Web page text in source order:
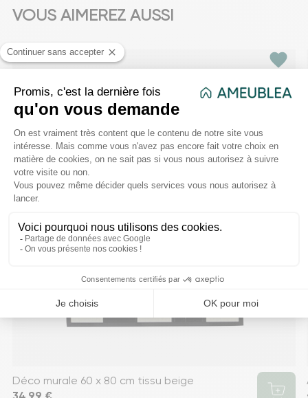
VOUS AIMEREZ AUSSI
favorite
Déco murale 60 x 80 cm tissu beige
Prix